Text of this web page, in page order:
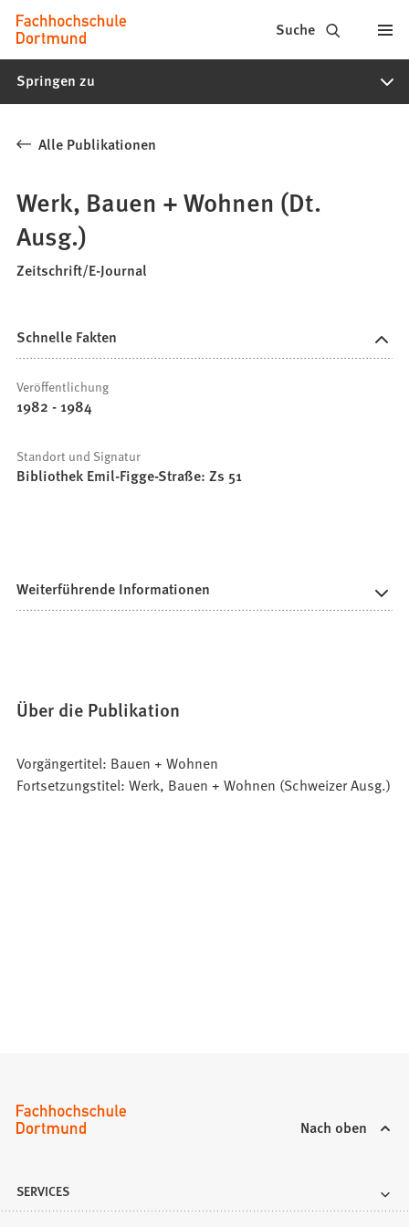
Inhalt anspringen
Fachhochschule
Dortmund
-
Studiengänge,
Bewerbung
Suche
Springen zu
Alle Publikationen
Werk, Bauen + Wohnen (Dt.
Ausg.)
Zeitschrift/E-Journal
Schnelle Fakten
Veröffentlichung
1982 - 1984
Standort und Signatur
Bibliothek Emil-Figge-Straße: Zs 51
Weiterführende Informationen
Über die Publikation
Vorgängertitel: Bauen + Wohnen
Fortsetzungstitel: Werk, Bauen + Wohnen (Schweizer Ausg.)
Nach oben
SERVICES